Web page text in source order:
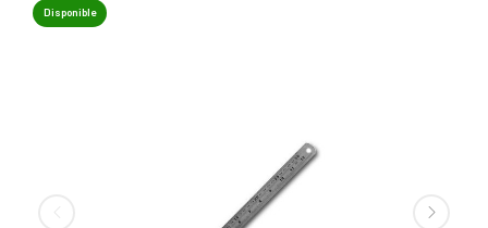
Disponible